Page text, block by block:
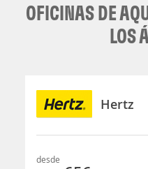
OFICINAS DE
LOS
Hertz
desde